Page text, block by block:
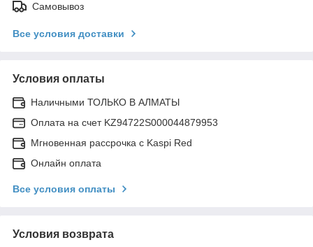
Самовывоз
Все условия доставки
Условия оплаты
Наличными ТОЛЬКО В АЛМАТЫ
Оплата на счет KZ94722S000044879953
Мгновенная рассрочка с Kaspi Red
Онлайн оплата
Все условия оплаты
Условия возврата